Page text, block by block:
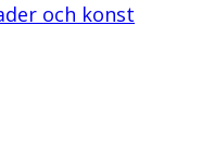
och konst